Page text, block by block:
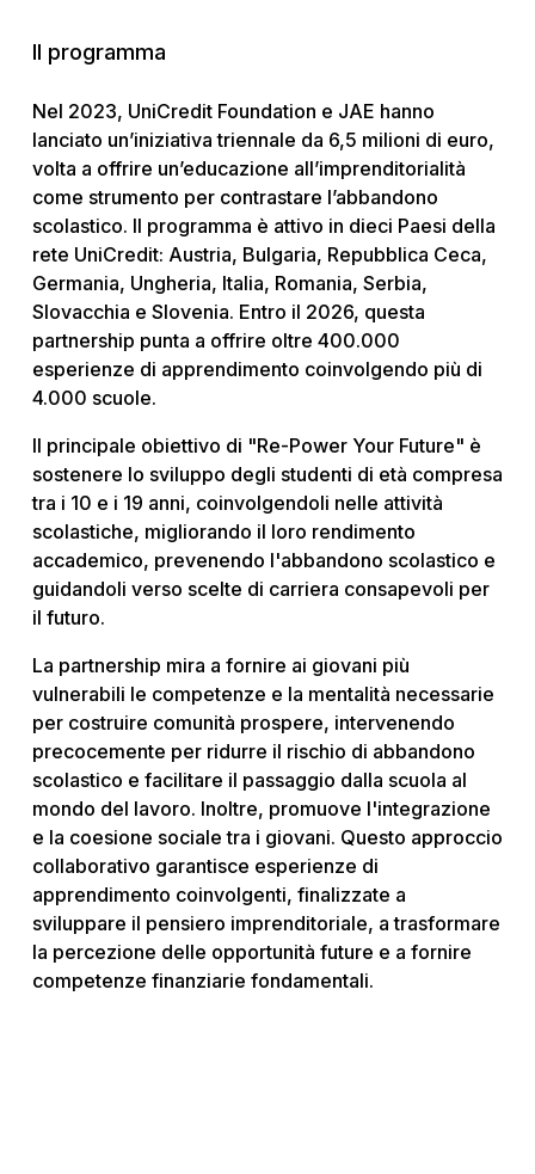
Il programma
Nel 2023, UniCredit Foundation e JAE hanno
lanciato un’iniziativa triennale da 6,5 milioni di euro,
volta a offrire un’educazione all’imprenditorialità
come strumento per contrastare l’abbandono
scolastico. Il programma è attivo in dieci Paesi della
rete UniCredit: Austria, Bulgaria, Repubblica Ceca,
Germania, Ungheria, Italia, Romania, Serbia,
Slovacchia e Slovenia. Entro il 2026, questa
partnership punta a offrire oltre 400.000
esperienze di apprendimento coinvolgendo più di
4.000 scuole.
Il principale obiettivo di "Re-Power Your Future" è
sostenere lo sviluppo degli studenti di età compresa
tra i 10 e i 19 anni, coinvolgendoli nelle attività
scolastiche, migliorando il loro rendimento
accademico, prevenendo l'abbandono scolastico e
guidandoli verso scelte di carriera consapevoli per
il futuro.
La partnership mira a fornire ai giovani più
vulnerabili le competenze e la mentalità necessarie
per costruire comunità prospere, intervenendo
precocemente per ridurre il rischio di abbandono
scolastico e facilitare il passaggio dalla scuola al
mondo del lavoro. Inoltre, promuove l'integrazione
e la coesione sociale tra i giovani. Questo approccio
collaborativo garantisce esperienze di
apprendimento coinvolgenti, finalizzate a
sviluppare il pensiero imprenditoriale, a trasformare
la percezione delle opportunità future e a fornire
competenze finanziarie fondamentali.